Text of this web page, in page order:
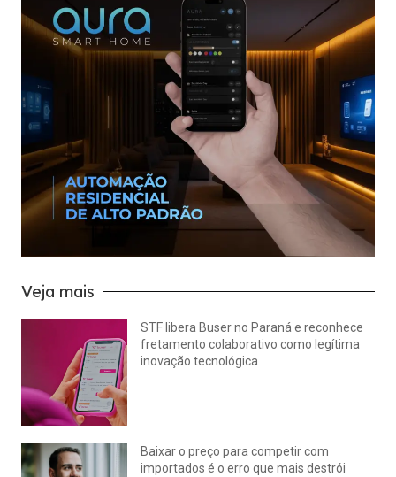
Veja mais
STF libera Buser no Paraná e reconhece
fretamento colaborativo como legítima
inovação tecnológica
Baixar o preço para competir com
importados é o erro que mais destrói